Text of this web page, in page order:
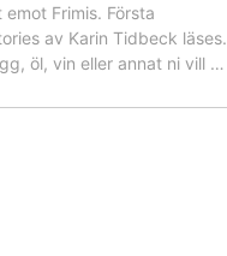
Frimis. Första
av Karin Tidbeck läses.
öl, vin eller annat ni vill …